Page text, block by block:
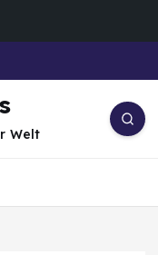
Welt